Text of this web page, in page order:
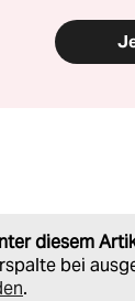
diesem
bei
.